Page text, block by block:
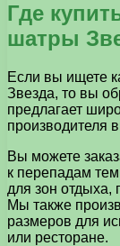
Где
шатры
Если вы ищете
Звезда, то вы
предлагает
производителя
Вы можете
к перепадам
для зон отдыха,
Мы также
размеров для
или ресторане.